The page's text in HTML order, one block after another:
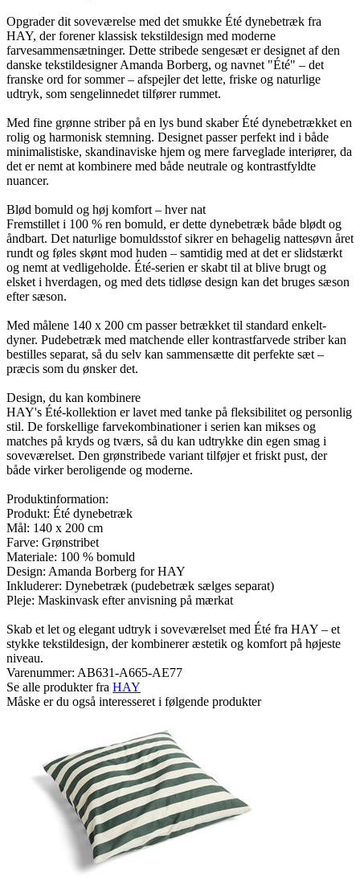
Opgrader dit soveværelse med det smukke Été dynebetræk fra
HAY, der forener klassisk tekstildesign med moderne
farvesammensætninger. Dette stribede sengesæt er designet af den
danske tekstildesigner Amanda Borberg, og navnet "Été" – det
franske ord for sommer – afspejler det lette, friske og naturlige
udtryk, som sengelinnedet tilfører rummet.
Med fine grønne striber på en lys bund skaber Été dynebetrækket en
rolig og harmonisk stemning. Designet passer perfekt ind i både
minimalistiske, skandinaviske hjem og mere farveglade interiører, da
det er nemt at kombinere med både neutrale og kontrastfyldte
nuancer.
Blød bomuld og høj komfort – hver nat
Fremstillet i 100 % ren bomuld, er dette dynebetræk både blødt og
åndbart. Det naturlige bomuldsstof sikrer en behagelig nattesøvn året
rundt og føles skønt mod huden – samtidig med at det er slidstærkt
og nemt at vedligeholde. Été-serien er skabt til at blive brugt og
elsket i hverdagen, og med dets tidløse design kan det bruges sæson
efter sæson.
Med målene 140 x 200 cm passer betrækket til standard enkelt-
dyner. Pudebetræk med matchende eller kontrastfarvede striber kan
bestilles separat, så du selv kan sammensætte dit perfekte sæt –
præcis som du ønsker det.
Design, du kan kombinere
HAY's Été-kollektion er lavet med tanke på fleksibilitet og personlig
stil. De forskellige farvekombinationer i serien kan mikses og
matches på kryds og tværs, så du kan udtrykke din egen smag i
soveværelset. Den grønstribede variant tilføjer et friskt pust, der
både virker beroligende og moderne.
Produktinformation:
Produkt: Été dynebetræk
Mål: 140 x 200 cm
Farve: Grønstribet
Materiale: 100 % bomuld
Design: Amanda Borberg for HAY
Inkluderer: Dynebetræk (pudebetræk sælges separat)
Pleje: Maskinvask efter anvisning på mærkat
Skab et let og elegant udtryk i soveværelset med Été fra HAY – et
stykke tekstildesign, der kombinerer æstetik og komfort på højeste
niveau.
Varenummer: AB631-A665-AE77
Se alle produkter fra HAY
Måske er du også interesseret i følgende produkter